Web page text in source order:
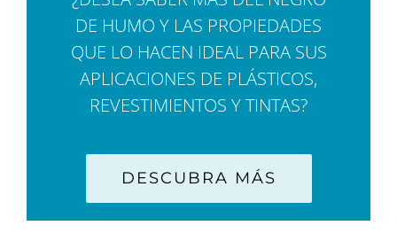
DE HUMO Y LAS PROPIEDADES
QUE LO HACEN IDEAL PARA SUS
APLICACIONES DE PLÁSTICOS,
REVESTIMIENTOS Y TINTAS?
DESCUBRA MÁS